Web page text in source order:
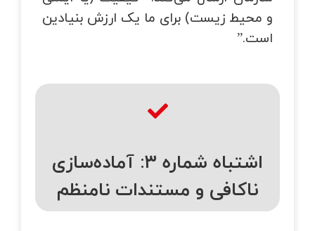
و محیط زیست) برای ما یک ارزش بنیادین
است.”
اشتباه شماره ۳: آماده‌سازی
ناکافی و مستندات نامنظم